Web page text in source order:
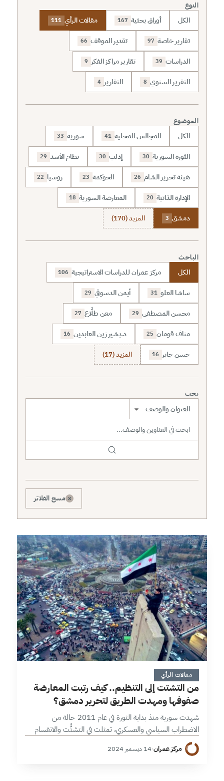
النوع
الكل أوراق بحثية 167 مقالات الرأي 111
تقارير خاصة 97 تقدير الموقف 66
الدراسات 39 تقارير مراكز الفكر 9
التقرير السنوي 8 التقارير 4
الموضوع
الكل المجالس المحلية 41 سورية 33
الثورة السورية 30 إدلب 30 نظام الأسد 29
هيئة تحرير الشام 26 الحوكمة 23 روسيا 22
الإدارة الذاتية 20 المعارضة السورية 18
دمشق 3 المزيد (170)
الباحث
الكل مركز عمران للدراسات الاستراتيجية 106
ساشا العلو 31 أيمن الدسوقي 29
محسن المصطفى 29 معن طلَّاع 27
مناف قومان 25 د.بشير زين العابدين 16
حسن جابر 16 المزيد (17)
بحث
نطاق البحث
× مسح الفلاتر
16 دقائق
مقالات الرأي
من التشتت إلى التنظيم.. كيف رتبت المعارضة
صفوفها ومهدت الطريق لتحرير دمشق؟
شهدت سورية منذ بداية الثورة في عام 2011 حالة من
الاضطراب السياسي والعسكري، تمثلت في التشتُّت والانقسام
الذي عانت منه القوى المعارضة لنظام الأسد. هذا التشتت،
الذي شمل الفصائل العسكرية…
مركز عمران·14 ديسمبر 2024